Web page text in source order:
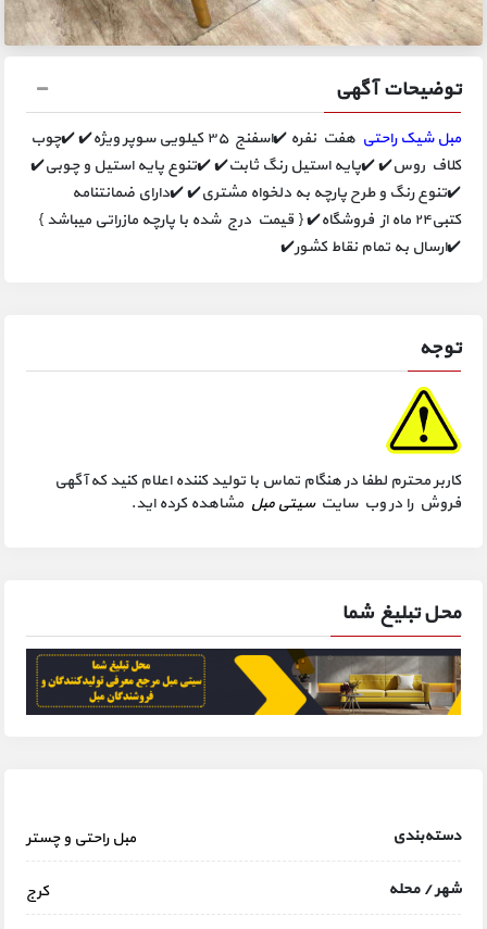
توضیحات آگهی
مبل شیک راحتی
هفت نفره ✔️اسفنج ۳۵ کیلویی سوپر ویژه✔️ ✔️چوب
کلاف روس✔️ ✔️پایه استیل رنگ ثابت✔️ ✔️تنوع پایه استیل و چوبی✔️
✔️تنوع رنگ و طرح پارچه به دلخواه مشتری✔️ ✔️دارای ضمانتنامه
کتبی۲۴ ماه از فروشگاه✔️ { قیمت درج شده با پارچه مازراتی میباشد }
✔️ارسال به تمام نقاط کشور✔️
توجه
کاربر محترم لطفا در هنگام تماس با تولید کننده اعلام کنید که آگهی
فروش را در وب سایتسیتی مبل مشاهده کرده اید.
محل تبلیغ شما
دسته‌بندی مبل راحتی و چستر
شهر / محله کرج